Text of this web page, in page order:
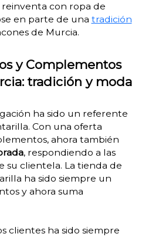
con ropa de
en parte de una tradición
de Murcia.
y Complementos
tradición y moda
ha sido un referente
Con una oferta
ahora también
, respondiendo a las
su clientela. La tienda de
ha sido siempre un
y ahora suma
clientes ha sido siempre